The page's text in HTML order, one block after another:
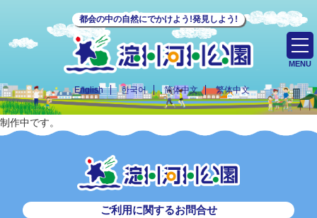
都会の中の自然にでかけよう!発見しよう!
English 한국어 简体中文 繁体中文
MENU
制作中です。
ご利用に関するお問合せ